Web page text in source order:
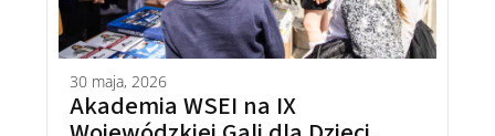
30 maja, 2026
Akademia WSEI na IX